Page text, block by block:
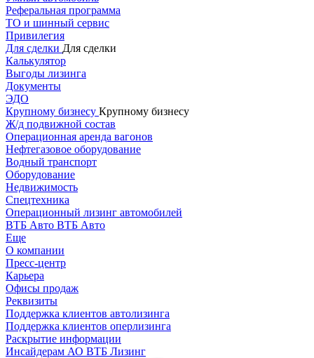
Реферальная программа
ТО и шинный сервис
Привилегия
Для сделки Для сделки
Калькулятор
Выгоды лизинга
Документы
ЭДО
Крупному бизнесу Крупному бизнесу
Ж/д подвижной состав
Операционная аренда вагонов
Нефтегазовое оборудование
Водный транспорт
Оборудование
Недвижимость
Спецтехника
Операционный лизинг автомобилей
ВТБ Авто ВТБ Авто
Еще
О компании
Пресс-центр
Карьера
Офисы продаж
Реквизиты
Поддержка клиентов автолизинга
Поддержка клиентов оперлизинга
Раскрытие информации
Инсайдерам АО ВТБ Лизинг